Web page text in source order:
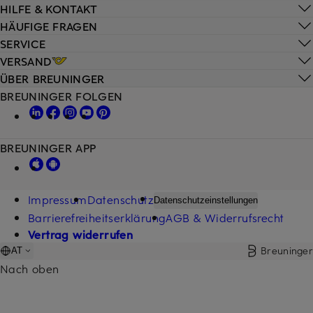
HILFE & KONTAKT
HÄUFIGE FRAGEN
SERVICE
VERSAND
ÜBER BREUNINGER
BREUNINGER FOLGEN
BREUNINGER APP
ImpressumDatenschutz Datenschutzeinstellungen
BarrierefreiheitserklärungAGB & Widerrufsrecht
Vertrag widerrufen
AT Breuninger
Nach oben